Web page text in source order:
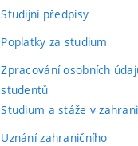
Studijní předpisy
Poplatky za studium
Zpracování osobních
studentů
Studium a stáže v
Uznání zahraničního